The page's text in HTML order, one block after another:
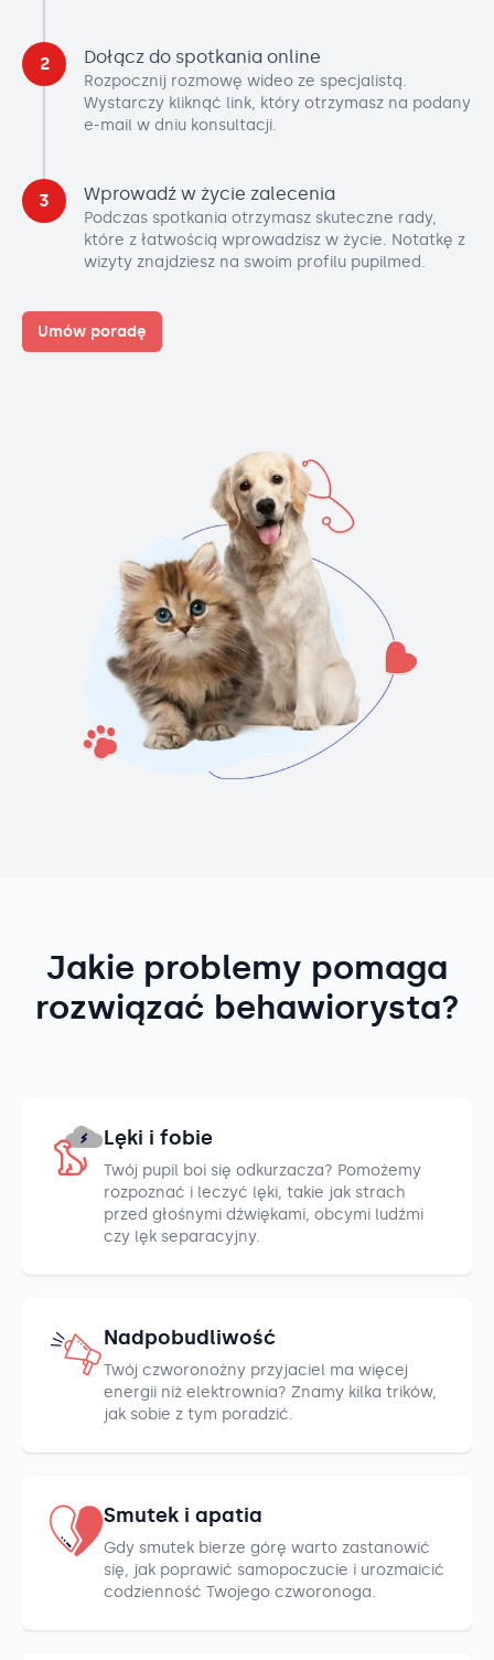
2 Dołącz do spotkania online
Rozpocznij rozmowę wideo ze specjalistą.
Wystarczy kliknąć link, który otrzymasz na podany
e-mail w dniu konsultacji.
3 Wprowadź w życie zalecenia
Podczas spotkania otrzymasz skuteczne rady,
które z łatwością wprowadzisz w życie. Notatkę z
wizyty znajdziesz na swoim profilu pupilmed.
Umów poradę
Jakie problemy pomaga
rozwiązać behawiorysta?
Lęki i fobie
Twój pupil boi się odkurzacza? Pomożemy
rozpoznać i leczyć lęki, takie jak strach
przed głośnymi dźwiękami, obcymi ludźmi
czy lęk separacyjny.
Nadpobudliwość
Twój czworonożny przyjaciel ma więcej
energii niż elektrownia? Znamy kilka trików,
jak sobie z tym poradzić.
Smutek i apatia
Gdy smutek bierze górę warto zastanowić
się, jak poprawić samopoczucie i urozmaicić
codzienność Twojego czworonoga.